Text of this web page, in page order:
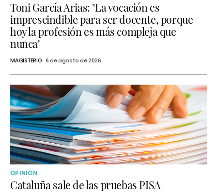
Toni García Arias: "La vocación es
imprescindible para ser docente, porque
hoy la profesión es más compleja que
nunca"
MAGISTERIO 6 de agosto de 2026
OPINIÓN
Cataluña sale de las pruebas PISA